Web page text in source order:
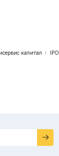
капитал IPO